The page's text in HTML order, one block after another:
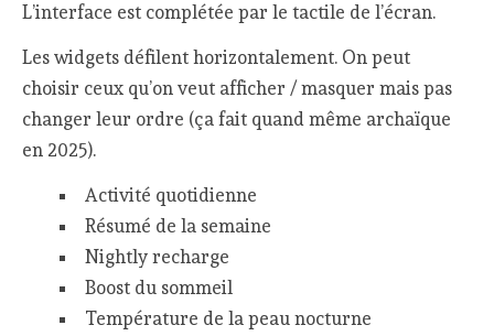
L’interface est complétée par le tactile de l’écran.
Les widgets défilent horizontalement. On peut
choisir ceux qu’on veut afficher / masquer mais pas
changer leur ordre (ça fait quand même archaïque
en 2025).
Activité quotidienne
Résumé de la semaine
Nightly recharge
Boost du sommeil
Température de la peau nocturne